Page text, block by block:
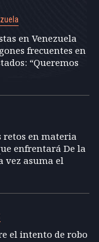
en Venezuela
frecuentes en
“Queremos
retos en materia
enfrentará De la
vez asuma el
el intento de robo